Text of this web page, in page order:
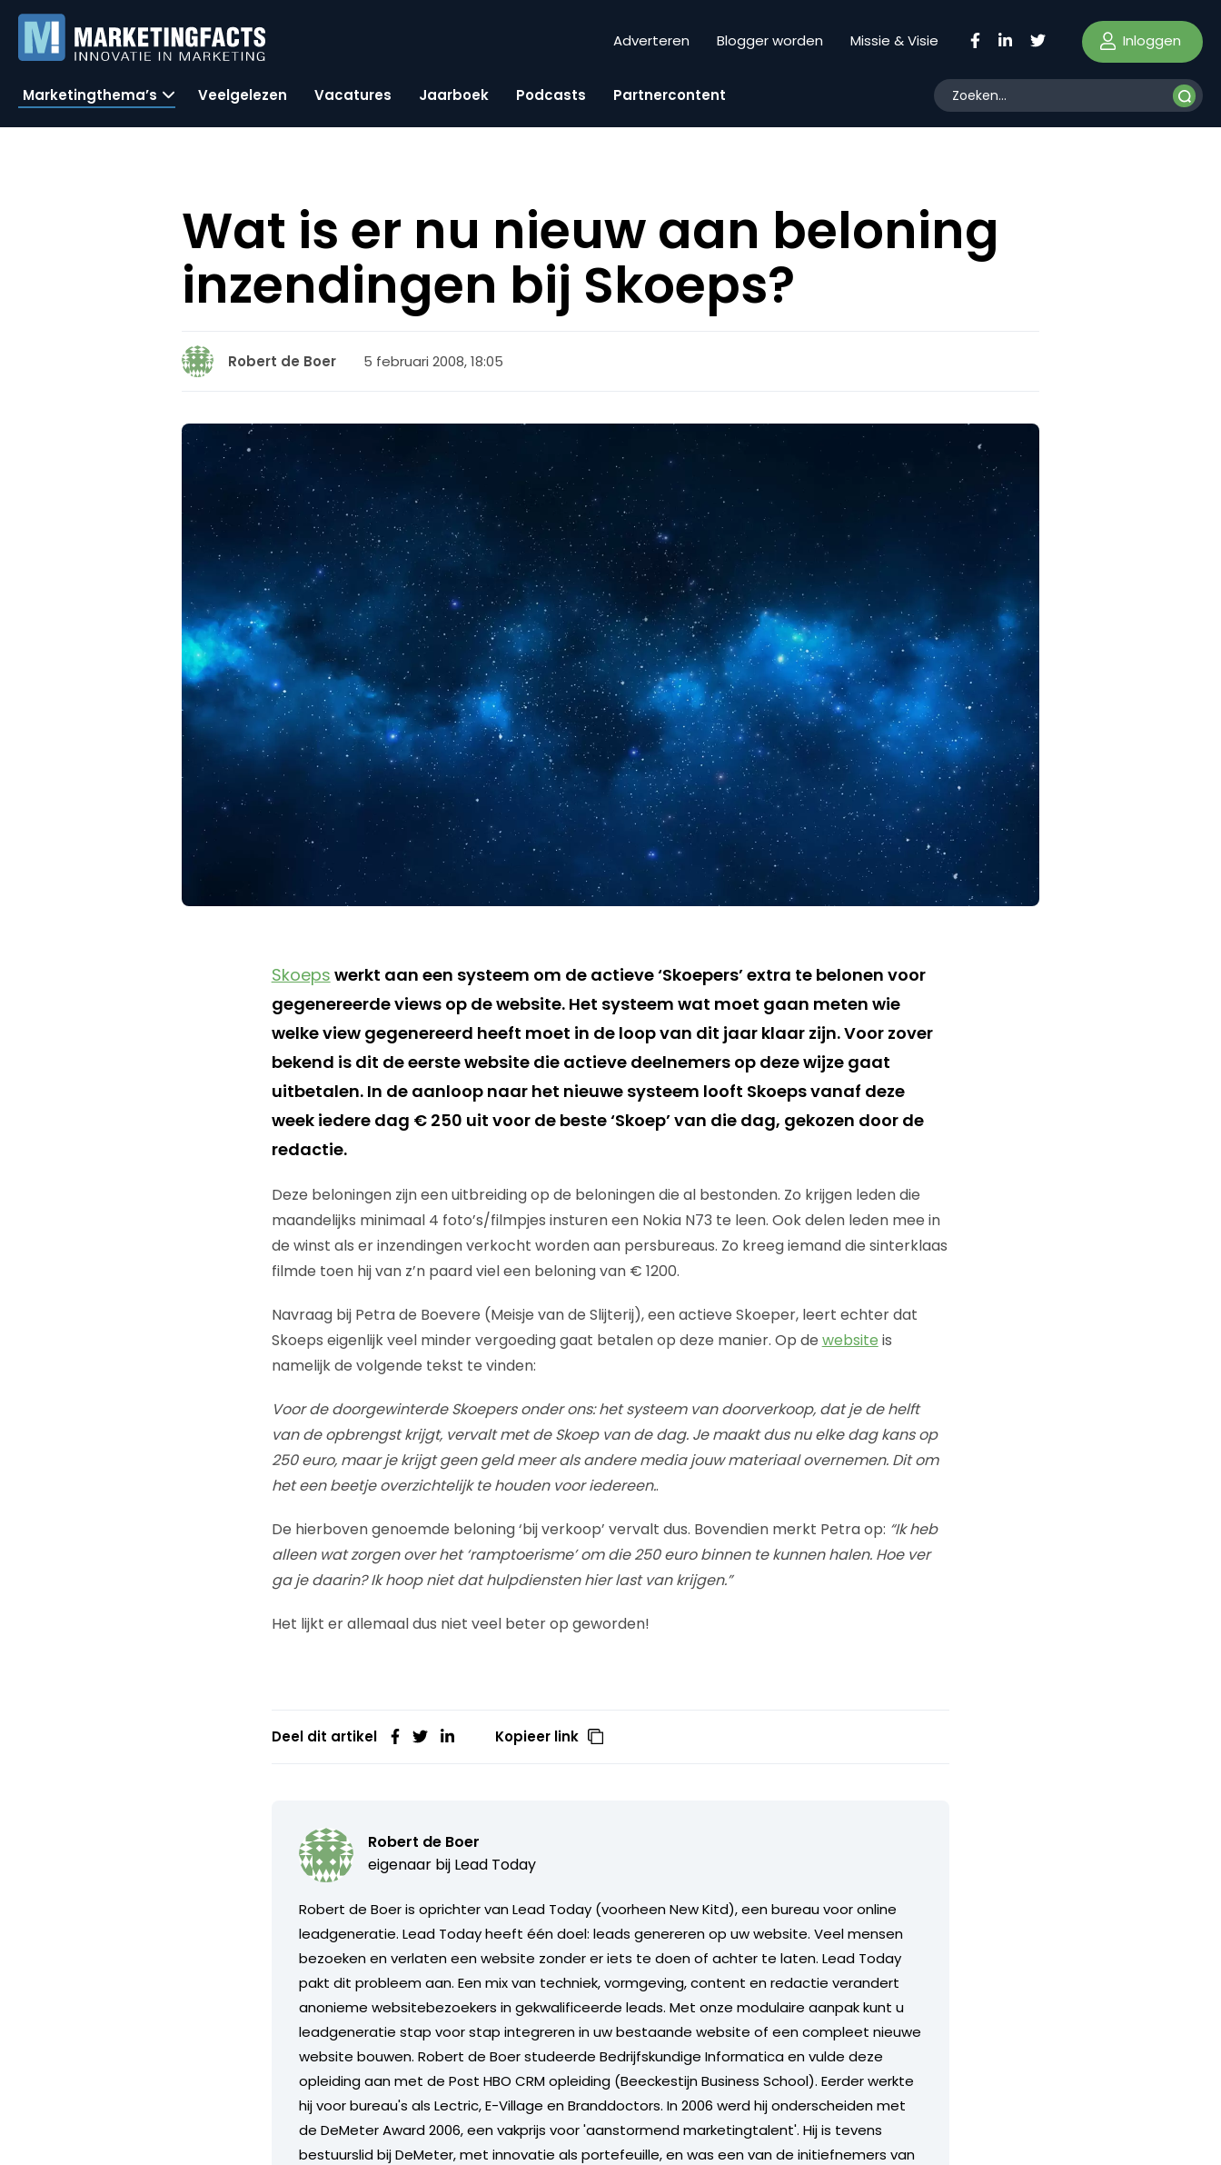
Adverteren Blogger worden Missie & Visie Inloggen
Marketingthema’s Veelgelezen Vacatures Jaarboek Podcasts Partnercontent
Wat is er nu nieuw aan beloning
inzendingen bij Skoeps?
Robert de Boer 5 februari 2008, 18:05
Skoeps werkt aan een systeem om de actieve ‘Skoepers’ extra te belonen voor
gegenereerde views op de website. Het systeem wat moet gaan meten wie
welke view gegenereerd heeft moet in de loop van dit jaar klaar zijn. Voor zover
bekend is dit de eerste website die actieve deelnemers op deze wijze gaat
uitbetalen. In de aanloop naar het nieuwe systeem looft Skoeps vanaf deze
week iedere dag € 250 uit voor de beste ‘Skoep’ van die dag, gekozen door de
redactie.
Deze beloningen zijn een uitbreiding op de beloningen die al bestonden. Zo krijgen leden die
maandelijks minimaal 4 foto’s/filmpjes insturen een Nokia N73 te leen. Ook delen leden mee in
de winst als er inzendingen verkocht worden aan persbureaus. Zo kreeg iemand die sinterklaas
filmde toen hij van z’n paard viel een beloning van € 1200.
Navraag bij Petra de Boevere (Meisje van de Slijterij), een actieve Skoeper, leert echter dat
Skoeps eigenlijk veel minder vergoeding gaat betalen op deze manier. Op de website is
namelijk de volgende tekst te vinden:
Voor de doorgewinterde Skoepers onder ons: het systeem van doorverkoop, dat je de helft
van de opbrengst krijgt, vervalt met de Skoep van de dag. Je maakt dus nu elke dag kans op
250 euro, maar je krijgt geen geld meer als andere media jouw materiaal overnemen. Dit om
het een beetje overzichtelijk te houden voor iedereen..
De hierboven genoemde beloning ‘bij verkoop’ vervalt dus. Bovendien merkt Petra op: “Ik heb
alleen wat zorgen over het ‘ramptoerisme’ om die 250 euro binnen te kunnen halen. Hoe ver
ga je daarin? Ik hoop niet dat hulpdiensten hier last van krijgen.”
Het lijkt er allemaal dus niet veel beter op geworden!
Deel dit artikel Kopieer link
Robert de Boer
eigenaar bij Lead Today
Robert de Boer is oprichter van Lead Today (voorheen New Kitd), een bureau voor online
leadgeneratie. Lead Today heeft één doel: leads genereren op uw website. Veel mensen
bezoeken en verlaten een website zonder er iets te doen of achter te laten. Lead Today
pakt dit probleem aan. Een mix van techniek, vormgeving, content en redactie verandert
anonieme websitebezoekers in gekwalificeerde leads. Met onze modulaire aanpak kunt u
leadgeneratie stap voor stap integreren in uw bestaande website of een compleet nieuwe
website bouwen. Robert de Boer studeerde Bedrijfskundige Informatica en vulde deze
opleiding aan met de Post HBO CRM opleiding (Beeckestijn Business School). Eerder werkte
hij voor bureau's als Lectric, E-Village en Branddoctors. In 2006 werd hij onderscheiden met
de DeMeter Award 2006, een vakprijs voor 'aanstormend marketingtalent'. Hij is tevens
bestuurslid bij DeMeter, met innovatie als portefeuille, en was een van de initiefnemers van